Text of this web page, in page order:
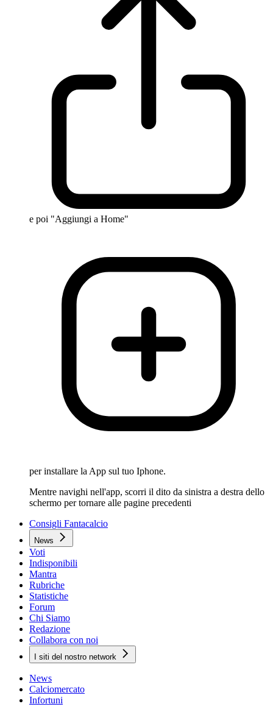
e poi "Aggiungi a Home"
per installare la App sul tuo Iphone.
Mentre navighi nell'app, scorri il dito da sinistra a destra dello
schermo per tornare alle pagine precedenti
Consigli Fantacalcio
News
Voti
Indisponibili
Mantra
Rubriche
Statistiche
Forum
Chi Siamo
Redazione
Collabora con noi
I siti del nostro network
News
Calciomercato
Infortuni